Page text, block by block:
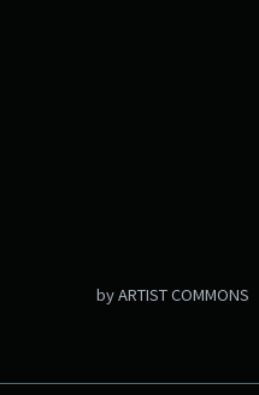
by ARTIST COMMONS